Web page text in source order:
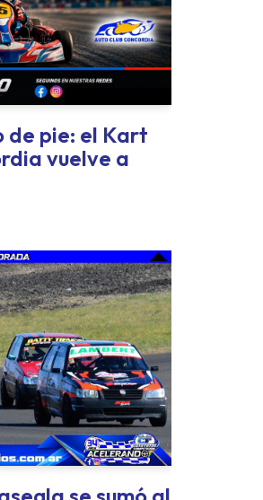
de pie: el Kart
vuelve a